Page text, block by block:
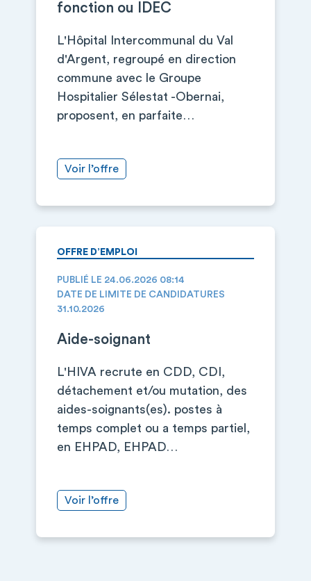
fonction ou IDEC
L'Hôpital Intercommunal du Val
d'Argent, regroupé en direction
commune avec le Groupe
Hospitalier Sélestat -Obernai,
proposent, en parfaite…
Voir l’offre
OFFRE D’EMPLOI
PUBLIÉ LE 24.06.2026 08:14
DATE DE LIMITE DE CANDIDATURES
31.10.2026
Aide-soignant
L'HIVA recrute en CDD, CDI,
détachement et/ou mutation, des
aides-soignants(es). postes à
temps complet ou a temps partiel,
en EHPAD, EHPAD…
Voir l’offre